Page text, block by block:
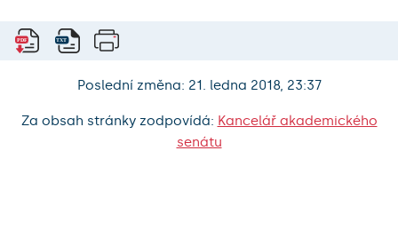
Poslední změna: 21. ledna 2018, 23:37
Za obsah stránky zodpovídá: Kancelář akademického
senátu